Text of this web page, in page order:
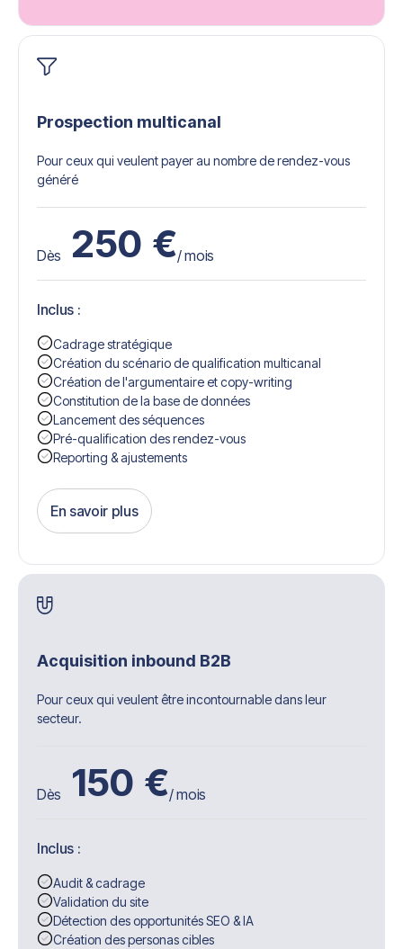
Prospection multicanal
Pour ceux qui veulent payer au nombre de rendez-vous
généré
Dès 250 €/ mois
Inclus :
Cadrage stratégique
Création du scénario de qualification multicanal
Création de l'argumentaire et copy-writing
Constitution de la base de données
Lancement des séquences
Pré-qualification des rendez-vous
Reporting & ajustements
En savoir plus
Get Started
Acquisition inbound B2B
Pour ceux qui veulent être incontournable dans leur
secteur.
Dès 150 €/ mois
Inclus :
Audit & cadrage
Validation du site
Détection des opportunités SEO & IA
Création des personas cibles